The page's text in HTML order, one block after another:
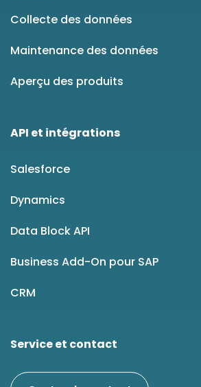
Collecte des données
Maintenance des données
Aperçu des produits
API et intégrations
Salesforce
Dynamics
Data Block API
Business Add-On pour SAP
CRM
Service et contact